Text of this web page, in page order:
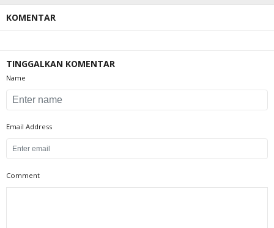
KOMENTAR
TINGGALKAN KOMENTAR
Name
Email Address
Comment